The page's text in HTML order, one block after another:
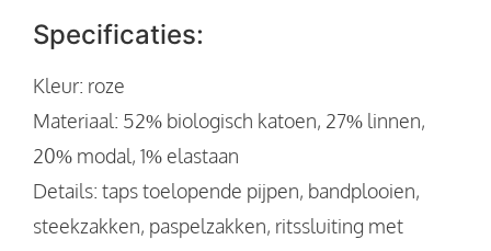
Specificaties:
Kleur: roze
Materiaal: 52% biologisch katoen, 27% linnen,
20% modal, 1% elastaan
Details: taps toelopende pijpen, bandplooien,
steekzakken, paspelzakken, ritssluiting met